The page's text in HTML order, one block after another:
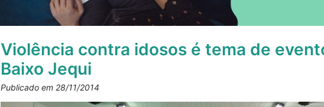
Violência contra idosos é tema de
Baixo Jequi
Publicado em 28/11/2014